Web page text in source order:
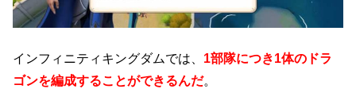
インフィニティキングダムでは、 1部隊につき1体のドラ
ゴンを編成することができるんだ。